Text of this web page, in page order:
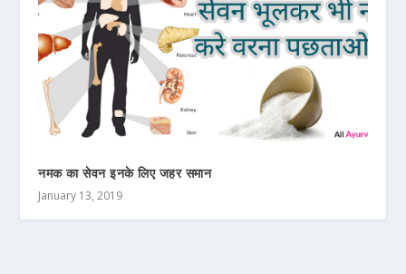
नमक का सेवन इनके लिए जहर समान
January 13, 2019